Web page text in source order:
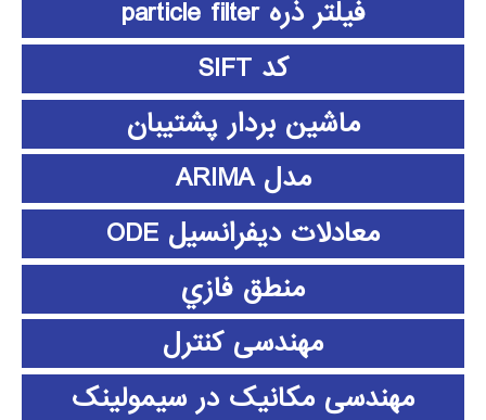
فیلتر ذره particle filter
کد SIFT
ماشین بردار پشتیبان
مدل ARIMA
معادلات دیفرانسیل ODE
منطق فازي
مهندسی کنترل
مهندسی مکانیک در سیمولینک